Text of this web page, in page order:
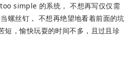
simple 的系统， 不想再写仅仅需
螺丝钉， 不想再绝望地看着前面的坑
短，愉快玩耍的时间不多，且过且珍